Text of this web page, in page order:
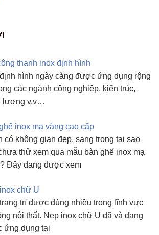
thanh inox định hình
định hình ngày càng được ứng dụng rộng
các ngành công nghiệp, kiến trúc,
lượng v.v…
inox mạ vàng cao cấp
có không gian đẹp, sang trọng tại sao
thử xem qua mẫu bàn ghế inox mạ
Đây đang được xem
chữ U
trí được dùng nhiều trong lĩnh vực
nội thất. Nẹp inox chữ U đã và đang
ứng dụng tại